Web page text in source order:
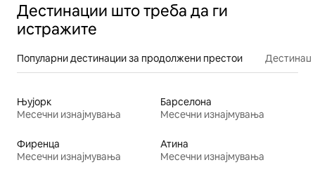
Дестинации што треба да ги
истражите
Популарни дестинации за продолжени престои
Њујорк
Месечни изнајмувања
Барселона
Месечни изнајмувања
Фиренца
Месечни изнајмувања
Атина
Месечни изнајмувања